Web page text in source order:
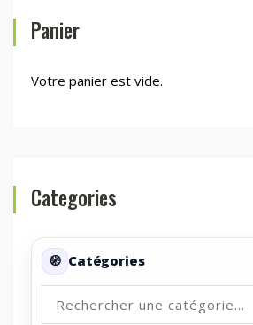
Panier
Votre panier est vide.
Categories
Catégories